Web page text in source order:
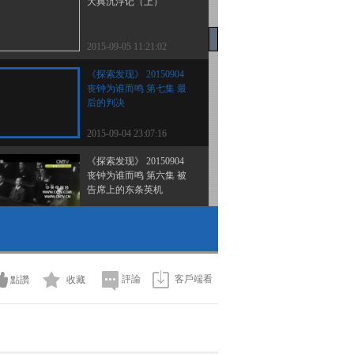
2015-09-05 11:21:02
《探索发现》 20150904
丧钟为谁而鸣 第七集 最
后的判决
2015-09-04 23:07:16
《探索发现》 20150904
丧钟为谁而鸣 第六集 被
告席上的东条英机
京大屠杀真相
2015-09-03 23:30:10
丧钟为谁而鸣 第四集 舌
點讚 收藏 評論 客戶端看